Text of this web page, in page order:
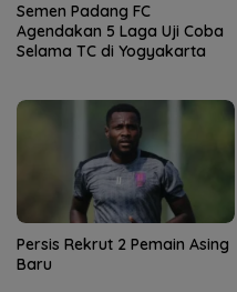
Semen Padang FC
Agendakan 5 Laga Uji Coba
Selama TC di Yogyakarta
Persis Rekrut 2 Pemain Asing
Baru